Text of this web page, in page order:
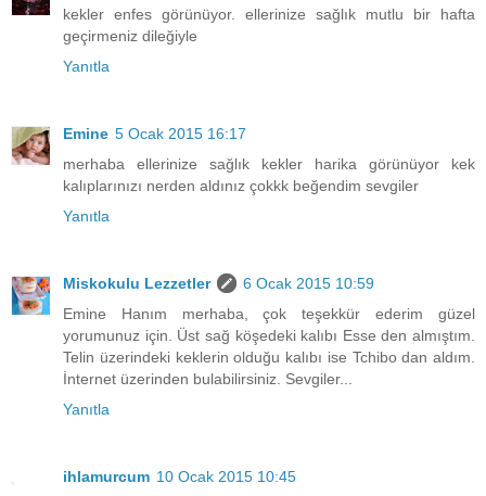
kekler enfes görünüyor. ellerinize sağlık mutlu bir hafta
geçirmeniz dileğiyle
Yanıtla
Emine 5 Ocak 2015 16:17
merhaba ellerinize sağlık kekler harika görünüyor kek
kalıplarınızı nerden aldınız çokkk beğendim sevgiler
Yanıtla
Miskokulu Lezzetler
6 Ocak 2015 10:59
Emine Hanım merhaba, çok teşekkür ederim güzel
yorumunuz için. Üst sağ köşedeki kalıbı Esse den almıştım.
Telin üzerindeki keklerin olduğu kalıbı ise Tchibo dan aldım.
İnternet üzerinden bulabilirsiniz. Sevgiler...
Yanıtla
ihlamurcum 10 Ocak 2015 10:45